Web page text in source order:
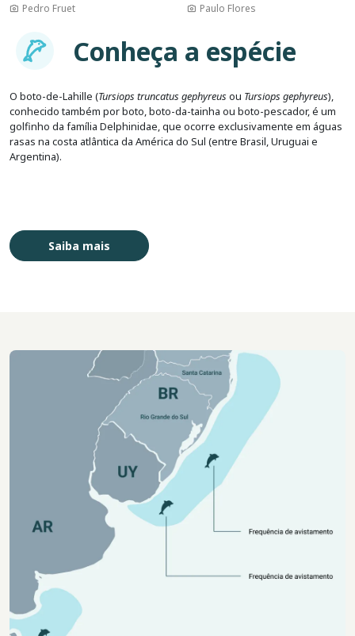
Pedro Fruet Paulo Flores
Imagem Conheça a espécie
O boto-de-Lahille (Tursiops truncatus gephyreus ou Tursiops gephyreus),
conhecido também por boto, boto-da-tainha ou boto-pescador, é um
golfinho da família Delphinidae, que ocorre exclusivamente em águas
rasas na costa atlântica da América do Sul (entre Brasil, Uruguai e
Argentina).
Saiba mais
Imagem